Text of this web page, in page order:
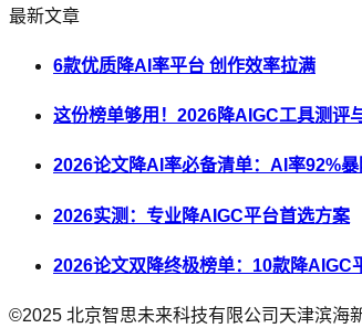
最新文章
6款优质降AI率平台 创作效率拉满
这份榜单够用！2026降AIGC工具测评
2026论文降AI率必备清单：AI率92%
2026实测：专业降AIGC平台首选方案
2026论文双降终极榜单：10款降AIGC
©2025 北京智思未来科技有限公司天津滨海